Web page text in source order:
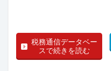
税務通信データベー
スで続きを読む